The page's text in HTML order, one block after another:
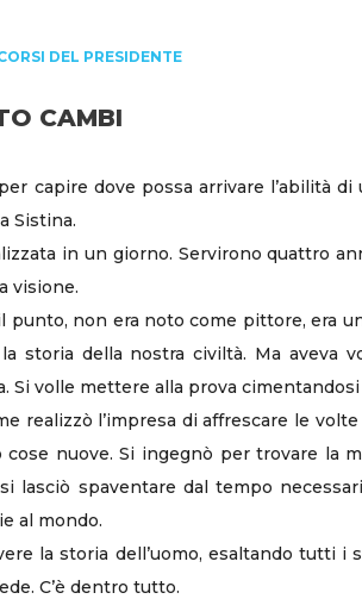
DEL PRESIDENTE
CAMBI
capire dove possa arrivare l’abilità
Sistina.
in un giorno. Servirono quattro
visione.
punto, non era noto come pittore, era
storia della nostra civiltà. Ma aveva
Si volle mettere alla prova
realizzò l’impresa di affrescare le
cose nuove. Si ingegnò per trovare la
lasciò spaventare dal tempo
al mondo.
la storia dell’uomo, esaltando tutti i
C’è dentro tutto.